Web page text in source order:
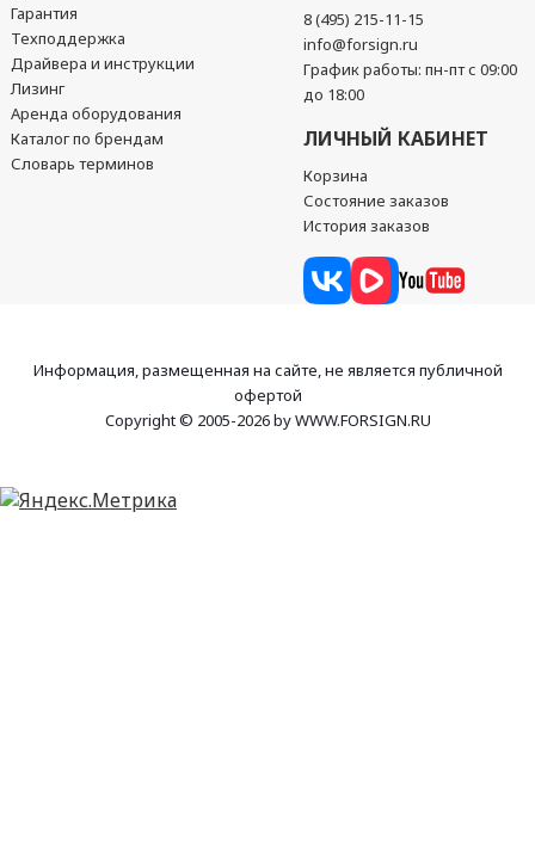
Гарантия
Техподдержка
Драйвера и инструкции
Лизинг
Аренда оборудования
Каталог по брендам
Словарь терминов
8 (495) 215-11-15
info@forsign.ru
График работы: пн-пт с 09:00
до 18:00
ЛИЧНЫЙ КАБИНЕТ
Корзина
Состояние заказов
История заказов
Информация, размещенная на сайте, не является публичной
офертой
Copyright © 2005-2026 by WWW.FORSIGN.RU